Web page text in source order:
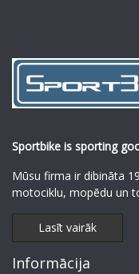
Sportbike is sporting
Mūsu firma ir dibināta
motociklu, mopēdu un
Lasīt vairāk
Informācija